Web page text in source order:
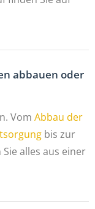
abbauen oder
Vom Abbau der
bis zur
alles aus einer